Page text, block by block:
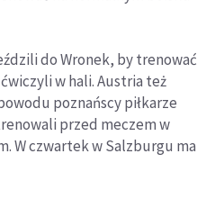
do Wronek, by trenować
w hali. Austria też
poznańscy piłkarze
przed meczem w
W czwartek w Salzburgu ma